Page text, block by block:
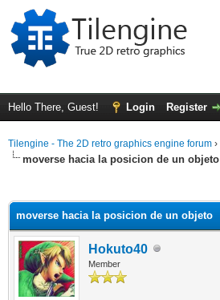
Hello There, Guest! Login Register
Tilengine - The 2D retro graphics engine forum ›
moverse hacia la posicion de un objeto
moverse hacia la posicion de un objeto
Hokuto40
Member